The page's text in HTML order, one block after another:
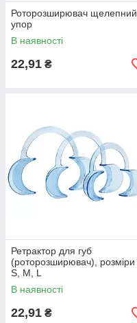
Роторозширювач щелепний
упор
В наявності
22,91 ₴
Ретрактор для губ
(роторозширювач), розміри
S, M, L
В наявності
22,91 ₴